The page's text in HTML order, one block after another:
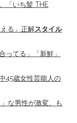
「いち髪 THE
る」正解スタイル
ってる」「新鮮」
45歳女性芸能人の
な男性が激変、も